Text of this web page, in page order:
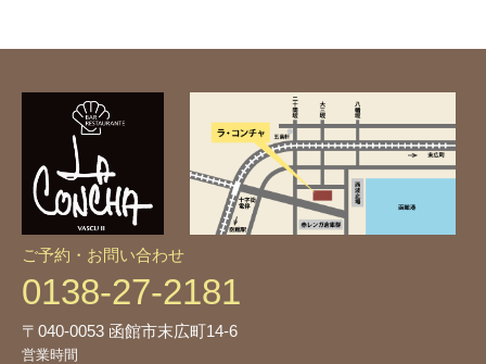
ご予約・お問い合わせ
0138-27-2181
〒040-0053 函館市末広町14-6
営業時間